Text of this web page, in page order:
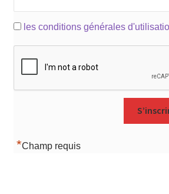
les conditions générales
*Champ requis